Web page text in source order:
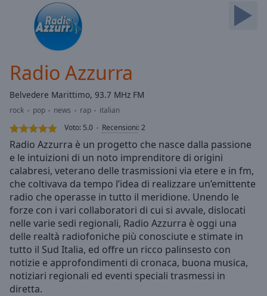
Loaded:
0.00%
Stream
Type LIVE
Seek to
live,
currently
behind
live LIVE
Remaining
Time-
Playback
Rate
Radio Azzurra
Belvedere Marittimo, 93.7 MHz FM
rock pop news rap
italian
Voto: 5.0 Recensioni:2
Radio Azzurra è un progetto che nasce dalla passione
e le intuizioni di un noto imprenditore di origini
calabresi, veterano delle trasmissioni via etere e in fm,
che coltivava da tempo l’idea di realizzare un’emittente
radio che operasse in tutto il meridione. Unendo le
forze con i vari collaboratori di cui si avvale, dislocati
nelle varie sedi regionali, Radio Azzurra è oggi una
delle realtà radiofoniche più conosciute e stimate in
tutto il Sud Italia, ed offre un ricco palinsesto con
notizie e approfondimenti di cronaca, buona musica,
notiziari regionali ed eventi speciali trasmessi in
diretta.